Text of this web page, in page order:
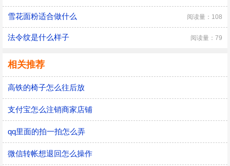
雪花面粉适合做什么 阅读量：108
法令纹是什么样子 阅读量：79
相关推荐
高铁的椅子怎么往后放
支付宝怎么注销商家店铺
qq里面的拍一拍怎么弄
微信转帐想退回怎么操作